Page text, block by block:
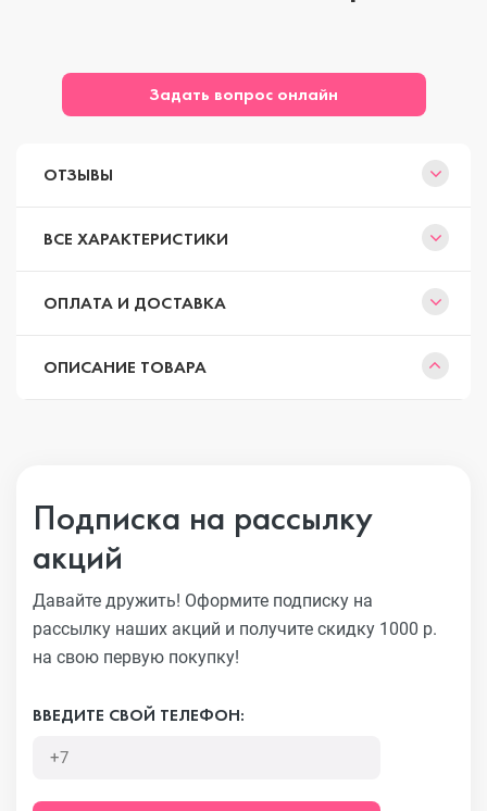
Задать вопрос онлайн
ОТЗЫВЫ
ВСЕ ХАРАКТЕРИСТИКИ
ОПЛАТА И ДОСТАВКА
ОПИСАНИЕ ТОВАРА
Подписка на рассылку
акций
Давайте дружить! Оформите подписку на
рассылку наших акций и получите скидку 1000 р.
на свою первую покупку!
ВВЕДИТЕ СВОЙ ТЕЛЕФОН: